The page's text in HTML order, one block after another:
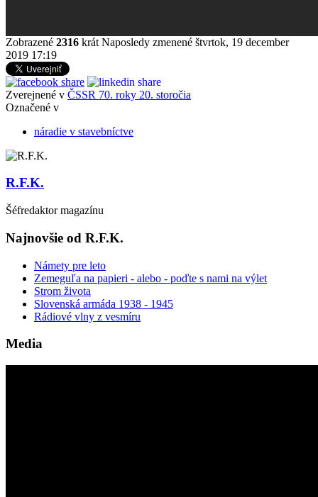
Zobrazené 2316 krát Naposledy zmenené štvrtok, 19 december
2019 17:19
Zverejnené v ČSSR 70. roky 20. storočia
Označené v
náradie v stavebníctve
R.F.K.
Šéfredaktor magazínu
Najnovšie od R.F.K.
Námety pre leto
Zemeguľa na papieri - alebo - poďte s nami na výlet
Strom života
Slovenská armáda 1938 - 1945
Rádiové vlny z vesmíru
Media